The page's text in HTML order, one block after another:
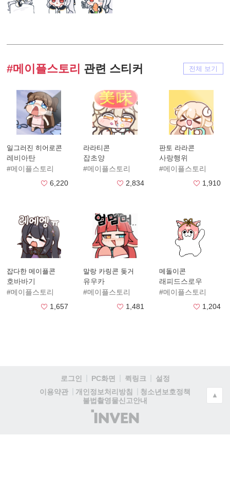
#메이플스토리 관련 스티커 전체 보기
일그러진 히어로콘
레비아탄
#메이플스토리
6,220
라라티콘
잡초양
#메이플스토리
2,834
판토 라라콘
사랑행위
#메이플스토리
1,910
잡다한 메이플콘
호바바기
#메이플스토리
1,657
말랑 카링콘 돚거
유우카
#메이플스토리
1,481
메돌이콘
래피드스로우
#메이플스토리
1,204
로그인 PC화면 퀵링크
설정
이용약관
개인정보처리방침
청소년보호정책
불법촬영물신고안내
(주)
인
▲